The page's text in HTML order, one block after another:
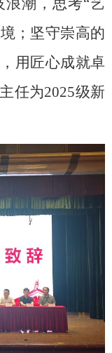
浪潮，思考“艺
； 坚守崇高的
用匠心成就卓
任为2025级新